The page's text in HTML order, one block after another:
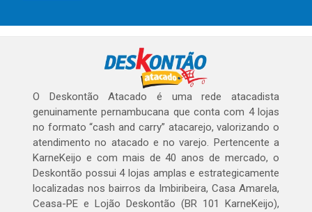
O Deskontão Atacado é uma rede atacadista
genuinamente pernambucana que conta com 4 lojas
no formato “cash and carry” atacarejo, valorizando o
atendimento no atacado e no varejo. Pertencente a
KarneKeijo e com mais de 40 anos de mercado, o
Deskontão possui 4 lojas amplas e estrategicamente
localizadas nos bairros da Imbiribeira, Casa Amarela,
Ceasa-PE e Lojão Deskontão (BR 101 KarneKeijo),